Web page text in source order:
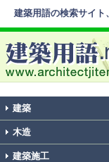
建築用語の検索サイト
建築
木造
建築施工